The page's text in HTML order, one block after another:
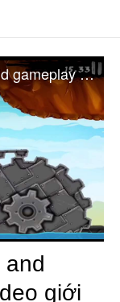
Bike Rivals Trailer iOS and Android gameplay - Video giới thiệu game Bike Rivals
and
giới